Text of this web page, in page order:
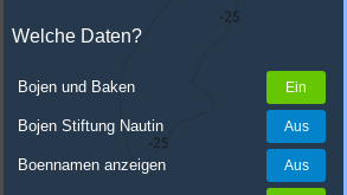
Welche Daten?
Bojen und Baken
Bojen Stiftung Nautin
Boennamen anzeigen